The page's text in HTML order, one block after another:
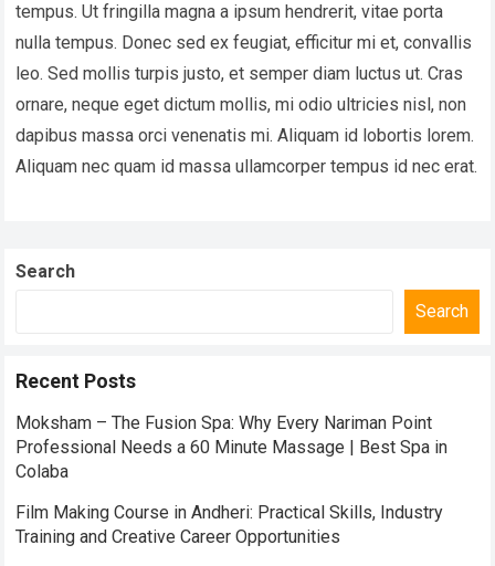
tempus. Ut fringilla magna a ipsum hendrerit, vitae porta
nulla tempus. Donec sed ex feugiat, efficitur mi et, convallis
leo. Sed mollis turpis justo, et semper diam luctus ut. Cras
ornare, neque eget dictum mollis, mi odio ultricies nisl, non
dapibus massa orci venenatis mi. Aliquam id lobortis lorem.
Aliquam nec quam id massa ullamcorper tempus id nec erat.
Search
Search
Recent Posts
Moksham – The Fusion Spa: Why Every Nariman Point
Professional Needs a 60 Minute Massage | Best Spa in
Colaba
Film Making Course in Andheri: Practical Skills, Industry
Training and Creative Career Opportunities